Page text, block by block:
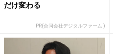
だけ変わる
PR(合同会社デジタルファーム )